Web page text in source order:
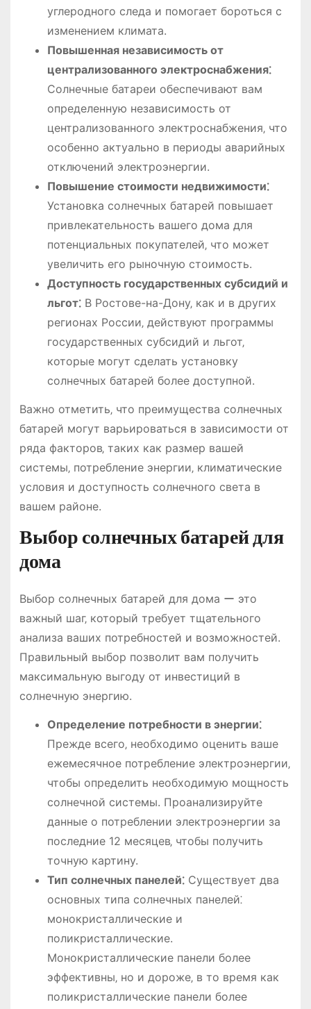
углеродного следа и помогает бороться с
изменением климата.
Повышенная независимость от
централизованного электроснабжения⁚
Солнечные батареи обеспечивают вам
определенную независимость от
централизованного электроснабжения‚ что
особенно актуально в периоды аварийных
отключений электроэнергии.
Повышение стоимости недвижимости⁚
Установка солнечных батарей повышает
привлекательность вашего дома для
потенциальных покупателей‚ что может
увеличить его рыночную стоимость.
Доступность государственных субсидий и
льгот⁚В Ростове-на-Дону‚ как и в других
регионах России‚ действуют программы
государственных субсидий и льгот‚
которые могут сделать установку
солнечных батарей более доступной.
Важно отметить‚ что преимущества солнечных
батарей могут варьироваться в зависимости от
ряда факторов‚ таких как размер вашей
системы‚ потребление энергии‚ климатические
условия и доступность солнечного света в
вашем районе.
Выбор солнечных батарей для
дома
Выбор солнечных батарей для дома ー это
важный шаг‚ который требует тщательного
анализа ваших потребностей и возможностей.
Правильный выбор позволит вам получить
максимальную выгоду от инвестиций в
солнечную энергию.
Определение потребности в энергии⁚
Прежде всего‚ необходимо оценить ваше
ежемесячное потребление электроэнергии‚
чтобы определить необходимую мощность
солнечной системы. Проанализируйте
данные о потреблении электроэнергии за
последние 12 месяцев‚ чтобы получить
точную картину.
Тип солнечных панелей⁚Существует два
основных типа солнечных панелей⁚
монокристаллические и
поликристаллические.
Монокристаллические панели более
эффективны‚ но и дороже‚ в то время как
поликристаллические панели более